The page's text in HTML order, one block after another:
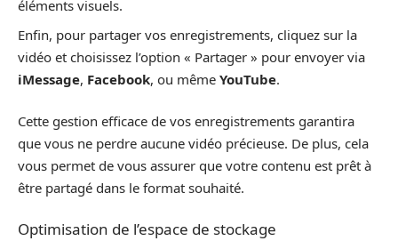
éléments visuels.
Enfin, pour partager vos enregistrements, cliquez sur la
vidéo et choisissez l’option « Partager » pour envoyer via
iMessage, Facebook, ou même YouTube.
Cette gestion efficace de vos enregistrements garantira
que vous ne perdre aucune vidéo précieuse. De plus, cela
vous permet de vous assurer que votre contenu est prêt à
être partagé dans le format souhaité.
Optimisation de l’espace de stockage